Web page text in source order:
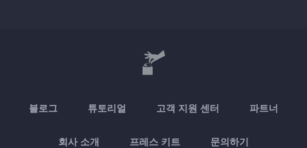
블로그 튜토리얼 고객 지원 센터 파트너
회사 소개 프레스 키트 문의하기